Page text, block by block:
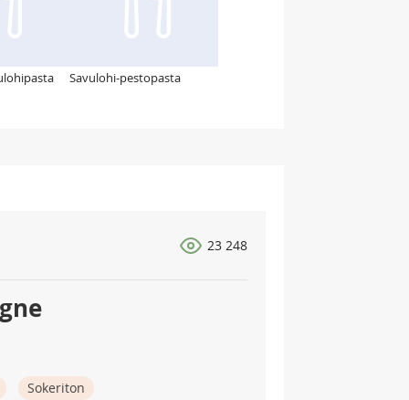
Savulohi-pestopasta
23 248
Sokeriton